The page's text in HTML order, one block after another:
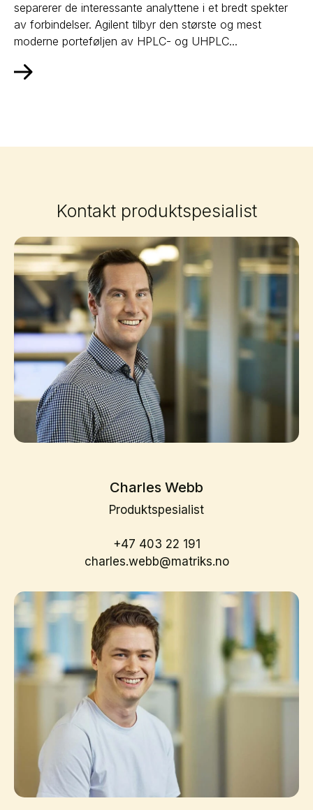
separerer de interessante analyttene i et bredt spekter
av forbindelser. Agilent tilbyr den største og mest
moderne porteføljen av HPLC- og UHPLC...
Kontakt produktspesialist
Charles Webb
Produktspesialist
+47 403 22 191
charles.webb@matriks.no